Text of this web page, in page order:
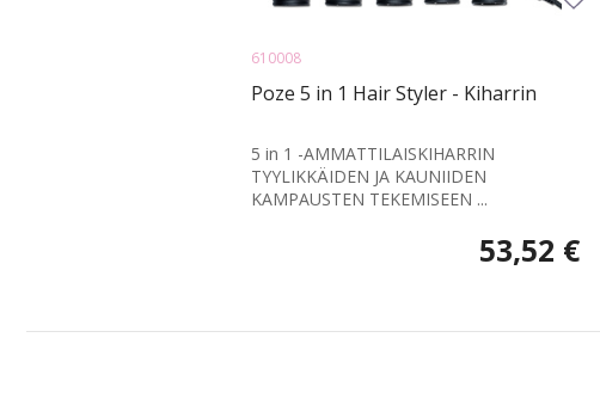
610008
Poze 5 in 1 Hair Styler - Kiharrin
5 in 1 -AMMATTILAISKIHARRIN
TYYLIKKÄIDEN JA KAUNIIDEN
KAMPAUSTEN TEKEMISEEN ...
53,52 €